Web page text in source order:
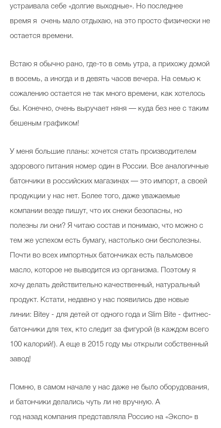
устраивала себе «долгие выходные». Но последнее
время я очень мало отдыхаю, на это просто физически не
остается времени.
Встаю я обычно рано, где-то в семь утра, а прихожу домой
в восемь, а иногда и в девять часов вечера. На семью к
сожалению остается не так много времени, как хотелось
бы. Конечно, очень выручает няня — куда без нее с таким
бешеным графиком!
У меня большие планы: хочется стать производителем
здорового питания номер один в России. Все аналогичные
батончики в российских магазинах — это импорт, а своей
продукции у нас нет. Более того, даже уважаемые
компании везде пишут, что их снеки безопасны, но
полезны ли они? Я читаю состав и понимаю, что можно с
тем же успехом есть бумагу, настолько они бесполезны.
Почти во всех импортных батончиках есть пальмовое
масло, которое не выводится из организма. Поэтому я
хочу делать действительно качественный, натуральный
продукт. Кстати, недавно у нас появились две новые
линии: Bitey - для детей от одного года и Slim Bite - фитнес-
батончики для тех, кто следит за фигурой (в каждом всего
100 калорий!). А еще в 2015 году мы открыли собственный
завод!
Помню, в самом начале у нас даже не было оборудования,
и батончики делались чуть ли не вручную. А
год назад компания представляла Россию на «Экспо» в